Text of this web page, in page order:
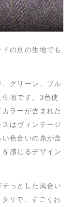
の別の生地でも
グリーン、ブル
地です。3色使
ラーが含まれた
はヴィンテージ
色合いの糸が含
感じるデザイン
っとした風合い
リで、すごくお